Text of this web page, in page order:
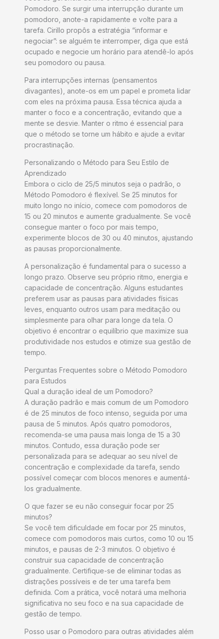
Pomodoro. Se surgir uma interrupção durante um
pomodoro, anote-a rapidamente e volte para a
tarefa. Cirillo propôs a estratégia “informar e
negociar”: se alguém te interromper, diga que está
ocupado e negocie um horário para atendê-lo após
seu pomodoro ou pausa.
Para interrupções internas (pensamentos
divagantes), anote-os em um papel e prometa lidar
com eles na próxima pausa. Essa técnica ajuda a
manter o foco e a concentração, evitando que a
mente se desvie. Manter o ritmo é essencial para
que o método se torne um hábito e ajude a evitar
procrastinação.
Personalizando o Método para Seu Estilo de
Aprendizado
Embora o ciclo de 25/5 minutos seja o padrão, o
Método Pomodoro é flexível. Se 25 minutos for
muito longo no início, comece com pomodoros de
15 ou 20 minutos e aumente gradualmente. Se você
consegue manter o foco por mais tempo,
experimente blocos de 30 ou 40 minutos, ajustando
as pausas proporcionalmente.
A personalização é fundamental para o sucesso a
longo prazo. Observe seu próprio ritmo, energia e
capacidade de concentração. Alguns estudantes
preferem usar as pausas para atividades físicas
leves, enquanto outros usam para meditação ou
simplesmente para olhar para longe da tela. O
objetivo é encontrar o equilíbrio que maximize sua
produtividade nos estudos e otimize sua gestão de
tempo.
Perguntas Frequentes sobre o Método Pomodoro
para Estudos
Qual a duração ideal de um Pomodoro?
A duração padrão e mais comum de um Pomodoro
é de 25 minutos de foco intenso, seguida por uma
pausa de 5 minutos. Após quatro pomodoros,
recomenda-se uma pausa mais longa de 15 a 30
minutos. Contudo, essa duração pode ser
personalizada para se adequar ao seu nível de
concentração e complexidade da tarefa, sendo
possível começar com blocos menores e aumentá-
los gradualmente.
O que fazer se eu não conseguir focar por 25
minutos?
Se você tem dificuldade em focar por 25 minutos,
comece com pomodoros mais curtos, como 10 ou 15
minutos, e pausas de 2-3 minutos. O objetivo é
construir sua capacidade de concentração
gradualmente. Certifique-se de eliminar todas as
distrações possíveis e de ter uma tarefa bem
definida. Com a prática, você notará uma melhoria
significativa no seu foco e na sua capacidade de
gestão de tempo.
Posso usar o Pomodoro para outras atividades além